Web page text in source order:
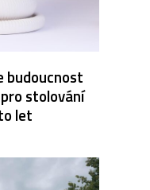
budoucnost
stolování
let